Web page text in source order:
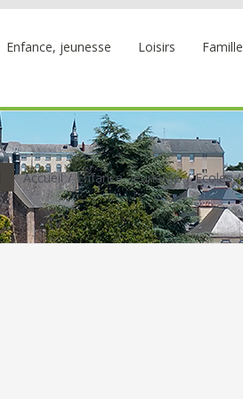
Enfance, jeunesse Loisirs Famille
Accueil Enfance, jeunesse Ecoles